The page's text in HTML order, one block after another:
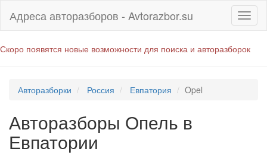
Адреса авторазборов - Avtorazbor.su
Скоро появятся новые возможности для поиска и авторазборок
Авторазборки Россия Евпатория Opel
Авторазборы Опель в
Евпатории